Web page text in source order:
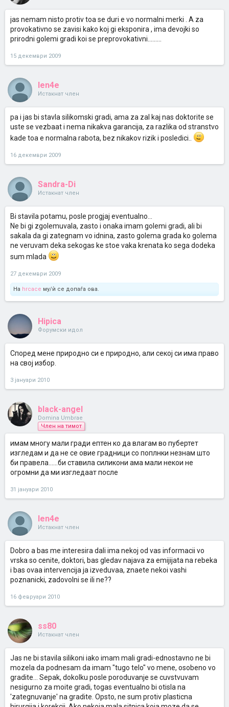
jas nemam nisto protiv toa se duri e vo normalni merki . A za
provokativno se zavisi kako koj gi eksponira , ima devojki so
prirodni golemi gradi koi se preprovokativni.........
15 декември 2009
len4e
Истакнат член
pa i jas bi stavla silikomski gradi, ama za zal kaj nas doktorite se
uste se vezbaat i nema nikakva garancija, za razlika od stranstvo
kade toa e normalna rabota, bez nikakov rizik i posledici..
16 декември 2009
Sandra-Di
Истакнат член
Bi stavila potamu, posle progjaj eventualno...
Ne bi gi zgolemuvala, zasto i onaka imam golemi gradi, ali bi
sakala da gi zategnam vo idnina, zasto golema grada ko golema
ne veruvam deka sekogas ke stoe vaka krenata ko sega dodeka
sum mlada
27 декември 2009
На hrcace му/ѝ се допаѓа ова.
Hipica
Форумски идол
Според мене природно си е природно, али секој си има право
на свој избор.
3 јануари 2010
black-angel
Domina Umbrae
Член на тимот
имам многу мали гради ептен ко да влагам во пубертет
изгледам и да не се овие градници со поплнки незнам што
би правела......би ставила силикони ама мали некои не
огромни да ми изгледаат после
31 јануари 2010
len4e
Истакнат член
Dobro a bas me interesira dali ima nekoj od vas informacii vo
vrska so cenite, doktori, bas gledav najava za emijijata na rebeka
i bas ovaa intervencija ja izveduvaa, znaete nekoi vashi
poznanicki, zadovolni se ili ne??
16 февруари 2010
ss80
Истакнат член
Jas ne bi stavila silikoni iako imam mali gradi-ednostavno ne bi
mozela da podnesam da imam "tugo telo" vo mene, osobeno vo
gradite... Sepak, dokolku posle poroduvanje se cuvstvuvam
nesigurno za moite gradi, togas eventualno bi otisla na
'zategnuvanje' na gradite. Opsto, ne sum protiv plasticna